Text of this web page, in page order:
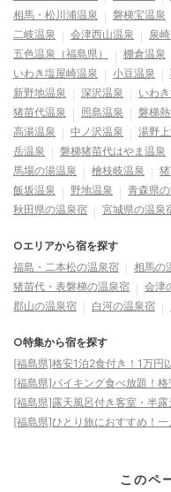
相馬・松川浦温泉
磐梯宝温泉
二岐温泉
会津西山温泉 泉
五色温泉（福島県）
棚倉温泉
いわき塩屋崎温泉
小豆温泉
新野地温泉
深沢温泉 いわ
猪苗代温泉
照島温泉 磐梯
高湯温泉
中ノ沢温泉 湯野
岳温泉
磐梯猪苗代はやま温泉
馬場の湯温泉
檜枝岐温泉
飯坂温泉
野地温泉 青森県
秋田県の温泉宿
宮城県の温泉
○エリアから宿を探す
福島・二本松の温泉宿
相馬の
猪苗代・表磐梯の温泉宿
会津
郡山の温泉宿
白河の温泉宿
○特集から宿を探す
[福島県]格安1泊2食付き！1万円
[福島県]バイキング食べ放題！
[福島県]露天風呂付き客室・半
[福島県]ひとり旅におすすめ！
このペ